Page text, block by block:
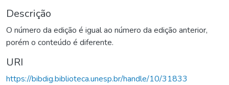
Descrição
O número da edição é igual ao número da edição anterior,
porém o conteúdo é diferente.
URI
https://bibdig.biblioteca.unesp.br/handle/10/31833